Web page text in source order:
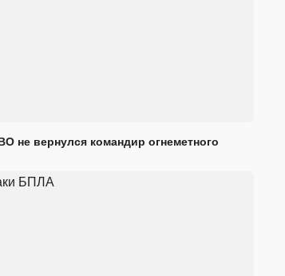
не вернулся командир огнеметного